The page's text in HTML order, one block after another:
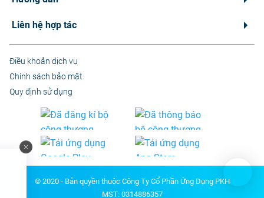
Liên hệ hợp tác
Điều khoản dịch vụ
Chính sách bảo mật
Quy định sử dụng
© 2020 - Bản quyền thuộc Công Ty Cổ Phần Ứng Dụng PKH
MST: 0314886357